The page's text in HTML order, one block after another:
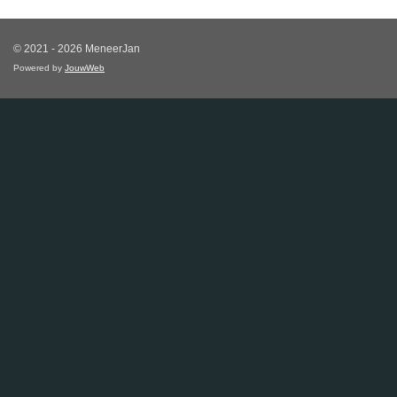
© 2021 - 2026 MeneerJan
Powered by JouwWeb